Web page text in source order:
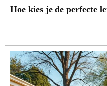
Hoe kies je de perfecte